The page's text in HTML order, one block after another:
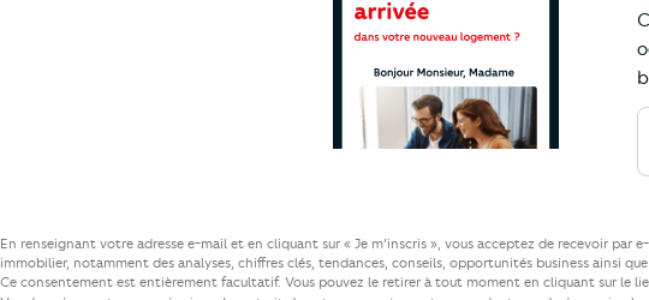
Ne manquez plus nos
En renseignant votre adresse e-mail et en cliquant sur « Je m’inscris », vous acceptez de recevoir
immobilier, notamment des analyses, chiffres clés, tendances, conseils, opportunités business ainsi
Ce consentement est entièrement facultatif. Vous pouvez le retirer à tout moment en cliquant sur le